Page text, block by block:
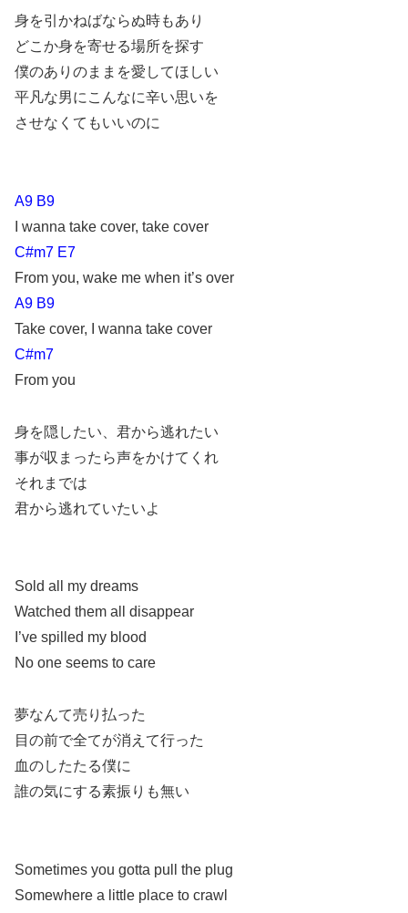
身を引かねばならぬ時もあり
どこか身を寄せる場所を探す
僕のありのままを愛してほしい
平凡な男にこんなに辛い思いを
させなくてもいいのに
A9 B9
I wanna take cover, take cover
C#m7 E7
From you, wake me when it’s over
A9 B9
Take cover, I wanna take cover
C#m7
From you
身を隠したい、君から逃れたい
事が収まったら声をかけてくれ
それまでは
君から逃れていたいよ
Sold all my dreams
Watched them all disappear
I’ve spilled my blood
No one seems to care
夢なんて売り払った
目の前で全てが消えて行った
血のしたたる僕に
誰の気にする素振りも無い
Sometimes you gotta pull the plug
Somewhere a little place to crawl